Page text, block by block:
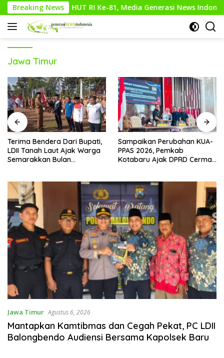
Langsung
ke
konten
Breaking News
RI Ke-81, Media Generasi News Indonesia Imbau
Jawa Timur
Terima Bendera Dari Bupati,
LDII Tanah Laut Ajak Warga
Semarakkan Bulan
Sampaikan Perubahan KUA-
PPAS 2026, Pemkab
Kotabaru Ajak DPRD Cermati
Jawa Timur Agustus 6, 2026
Mantapkan Kamtibmas dan Cegah Pekat, PC LDII
Balongbendo Audiensi Bersama Kapolsek Baru